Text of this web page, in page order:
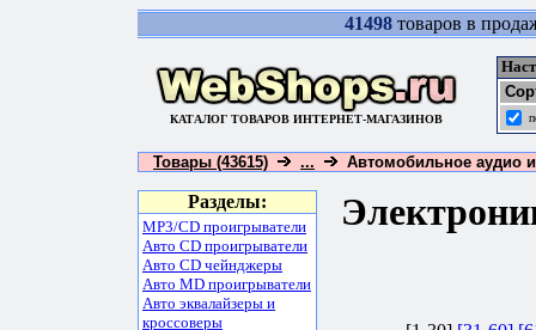
41498 товаров в
КАТАЛОГ ТОВАРОВ ИНТЕРНЕТ-МАГАЗИНОВ
Товары (43615) ... Автомобильное аудио
Разделы:
MP3/CD проигрыватели
Авто CD проигрыватели
Авто CD чейнджеры
Авто MD проигрыватели
Авто эквалайзеры и
кроссоверы